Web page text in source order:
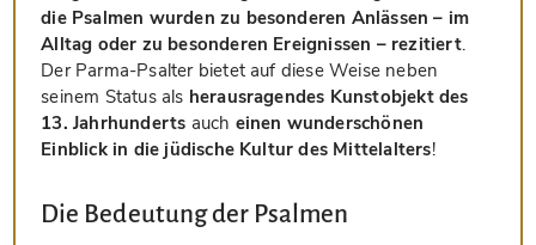
die Psalmen wurden zu besonderen Anlässen – im
Alltag oder zu besonderen Ereignissen – rezitiert.
Der Parma-Psalter bietet auf diese Weise neben
seinem Status als herausragendes Kunstobjekt des
13. Jahrhunderts auch einen wunderschönen
Einblick in die jüdische Kultur des Mittelalters!
Die Bedeutung der Psalmen